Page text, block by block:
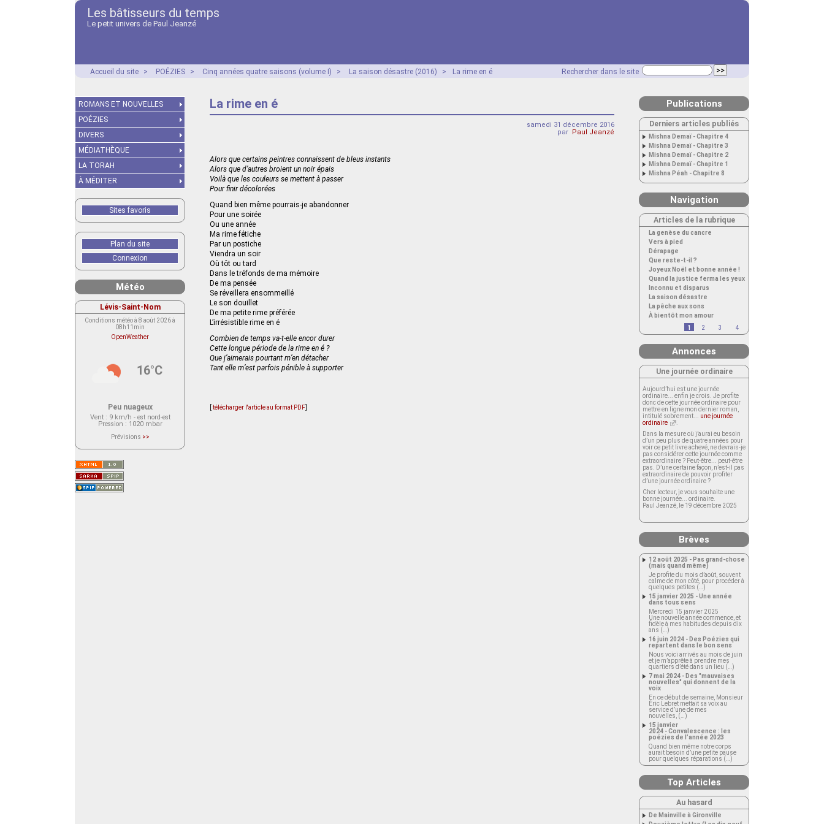
Les bâtisseurs du temps
Le petit univers de Paul Jeanzé
Rechercher dans le site
Accueil du site > POÉZIES > Cinq années quatre saisons (volume I) > La saison désastre (2016) > La rime en é
La rime en é
samedi 31 décembre 2016
par Paul Jeanzé
Alors que certains peintres connaissent de bleus instants
Alors que d’autres broient un noir épais
Voilà que les couleurs se mettent à passer
Pour finir décolorées
Quand bien même pourrais-je abandonner
Pour une soirée
Ou une année
Ma rime fétiche
Par un postiche
Viendra un soir
Où tôt ou tard
Dans le tréfonds de ma mémoire
De ma pensée
Se réveillera ensommeillé
Le son douillet
De ma petite rime préférée
L’irrésistible rime en é
Combien de temps va-t-elle encor durer
Cette longue période de la rime en é ?
Que j’aimerais pourtant m’en détacher
Tant elle m’est parfois pénible à supporter
télécharger l'article au format PDF
ROMANS ET NOUVELLES
POÉZIES
DIVERS
MÉDIATHÈQUE
LA TORAH
À MÉDITER
Sites favoris
Plan du site
Connexion
Météo
Lévis-Saint-Nom
Conditions météo à 8 août 2026 à
08h11min
OpenWeather
16°C
Peu nuageux
Vent: 9 km/h - est nord-est
Pression : 1020 mbar
Prévisions >>
actuellement aucune prévision
Saint-Nom.
Veuillez consulter le message du
service ci-dessous.
(401 - Invalid API key. Please see
https://openweathermap.org/faq#error401
Publications
Derniers articles publiés
Mishna Demaï - Chapitre 4
Mishna Demaï - Chapitre 3
Mishna Demaï - Chapitre 2
Mishna Demaï - Chapitre 1
Mishna Péah - Chapitre 8
Navigation
Articles de la rubrique
La genèse du cancre
Vers à pied
Dérapage
Que reste-t-il ?
Joyeux Noël et bonne année !
Quand la justice ferma les yeux
Inconnu et disparus
La saison désastre
La pêche aux sons
À bientôt mon amour
1
2 3 4
Annonces
Une journée ordinaire
Aujourd’hui est une journée
ordinaire... enfin je crois. Je profite
donc de cette journée ordinaire pour
mettre en ligne mon dernier roman,
intitulé sobrement... une journée
ordinaire
Dans la mesure où j’aurai eu besoin
d’un peu plus de quatre années pour
voir ce petit livre achevé, ne devrais-je
pas considérer cette journée comme
extraordinaire ? Peut-être... peut-être
pas. D’une certaine façon, n’est-il pas
extraordinaire de pouvoir profiter
d’une journée ordinaire ?
Cher lecteur, je vous souhaite une
bonne journée... ordinaire.
Paul Jeanzé, le 19 décembre 2025
Brèves
12 août 2025 - Pas grand-chose
(mais quand même)
Je profite du mois d’août, souvent
calme de mon côté, pour procéder à
quelques petites (…)
15 janvier 2025 - Une année
dans tous sens
Mercredi 15 janvier 2025
Une nouvelle année commence, et
fidèle à mes habitudes depuis dix
ans (…)
16 juin 2024 - Des Poézies qui
repartent dans le bon sens
Nous voici arrivés au mois de juin
et je m’apprête à prendre mes
quartiers d’été dans un lieu (…)
7 mai 2024 - Des "mauvaises
nouvelles" qui donnent de la
voix
En ce début de semaine, Monsieur
Éric Lebret mettait sa voix au
service d’une de mes
nouvelles, (…)
15 janvier
2024 - Convalescence : les
poézies de l’année 2023
Quand bien même notre corps
aurait besoin d’une petite pause
pour quelques réparations (…)
Top Articles
Au hasard
De Mainville à Gironville